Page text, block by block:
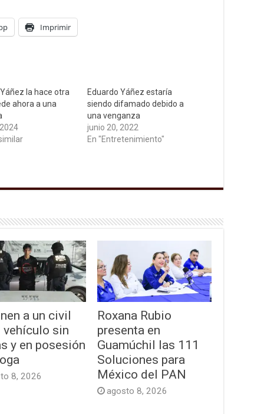
Imprimir
la hace otra
ahora a una
Eduardo Yáñez estaría
siendo difamado debido a
una venganza
junio 20, 2022
En "Entretenimiento"
a un civil
vehículo sin
y en posesión
8, 2026
Roxana Rubio
presenta en
Guamúchil las 111
Soluciones para
México del PAN
agosto 8, 2026